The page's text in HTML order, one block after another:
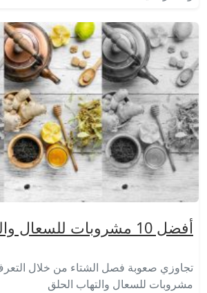
أفضل 10 مشروبات للسعال والتهاب الحلق
مشروبات للسعال والتهاب الحلق